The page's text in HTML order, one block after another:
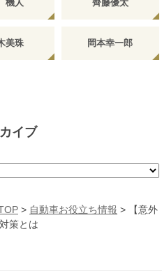
人 齊藤優太
美珠 岡本幸一郎
イブ
> 自動車お役立ち情報 >
【意外
策とは